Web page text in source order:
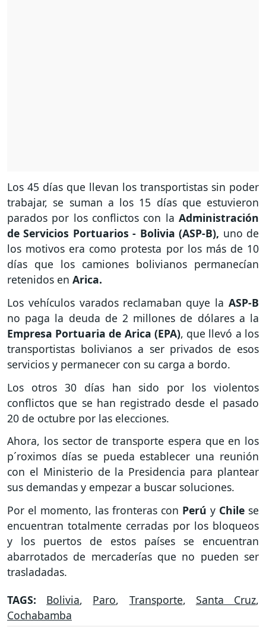
Los 45 días que llevan los transportistas sin poder
trabajar, se suman a los 15 días que estuvieron
parados por los conflictos con la Administración
de Servicios Portuarios - Bolivia (ASP-B), uno de
los motivos era como protesta por los más de 10
días que los camiones bolivianos permanecían
retenidos en Arica.
Los vehículos varados reclamaban quye la ASP-B
no paga la deuda de 2 millones de dólares a la
Empresa Portuaria de Arica (EPA), que llevó a los
transportistas bolivianos a ser privados de esos
servicios y permanecer con su carga a bordo.
Los otros 30 días han sido por los violentos
conflictos que se han registrado desde el pasado
20 de octubre por las elecciones.
Ahora, los sector de transporte espera que en los
p´roximos días se pueda establecer una reunión
con el Ministerio de la Presidencia para plantear
sus demandas y empezar a buscar soluciones.
Por el momento, las fronteras con Perú y Chile se
encuentran totalmente cerradas por los bloqueos
y los puertos de estos países se encuentran
abarrotados de mercaderías que no pueden ser
trasladadas.
TAGS: Bolivia, Paro, Transporte, Santa Cruz,
Cochabamba